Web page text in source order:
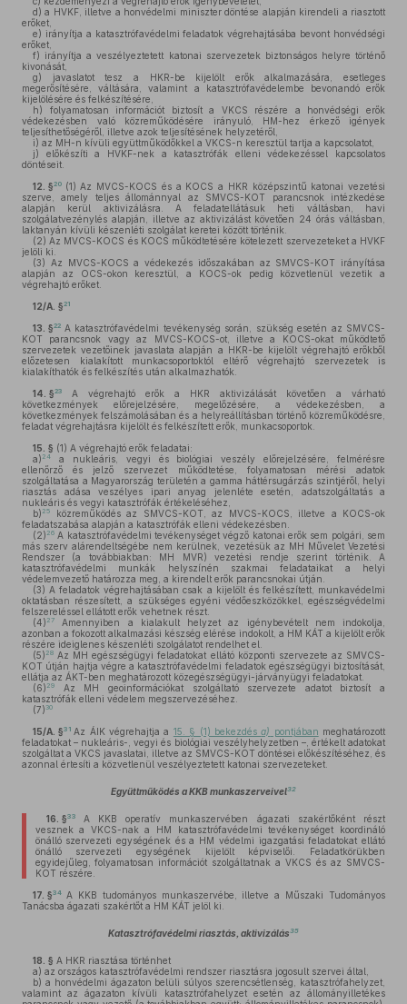
d) a HVKF, illetve a honvédelmi miniszter döntése alapján kirendeli a riasztott
erőket,
e) irányítja a katasztrófavédelmi feladatok végrehajtásába bevont honvédségi
erőket,
f) irányítja a veszélyeztetett katonai szervezetek biztonságos helyre történő
kivonását,
g) javaslatot tesz a HKR-be kijelölt erők alkalmazására, esetleges
megerősítésére, váltására, valamint a katasztrófavédelembe bevonandó erők
kijelölésére és felkészítésére,
h) folyamatosan információt biztosít a VKCS részére a honvédségi erők
védekezésben való közreműködésére irányuló, HM-hez érkező igények
teljesíthetőségéről, illetve azok teljesítésének helyzetéről,
i) az MH-n kívüli együttműködőkkel a VKCS-n keresztül tartja a kapcsolatot,
j) előkészíti a HVKF-nek a katasztrófák elleni védekezéssel kapcsolatos
döntéseit.
12. §20 (1) Az MVCS-KOCS és a KOCS a HKR középszintű katonai vezetési
szerve, amely teljes állománnyal az SMVCS-KOT parancsnok intézkedése
alapján kerül aktivizálásra. A feladatellátásuk heti váltásban, havi
szolgálatvezénylés alapján, illetve az aktivizálást követően 24 órás váltásban,
laktanyán kívüli készenléti szolgálat keretei között történik.
(2) Az MVCS-KOCS és KOCS működtetésére kötelezett szervezeteket a HVKF
jelöli ki.
(3) Az MVCS-KOCS a védekezés időszakában az SMVCS-KOT irányítása
alapján az OCS-okon keresztül, a KOCS-ok pedig közvetlenül vezetik a
végrehajtó erőket.
12/A. §21
13. §22 A katasztrófavédelmi tevékenység során, szükség esetén az SMVCS-
KOT parancsnok vagy az MVCS-KOCS-ot, illetve a KOCS-okat működtető
szervezetek vezetőinek javaslata alapján a HKR-be kijelölt végrehajtó erőkből
előzetesen kialakított munkacsoportoktól eltérő végrehajtó szervezetek is
kialakíthatók és felkészítés után alkalmazhatók.
14. §23
A végrehajtó erők a HKR aktivizálását követően a várható
következmények előrejelzésére, megelőzésére, a védekezésben, a
következmények felszámolásában és a helyreállításban történő közreműködésre,
feladat végrehajtásra kijelölt és felkészített erők, munkacsoportok.
15. § (1) A végrehajtó erők feladatai:
a) 24
a nukleáris, vegyi és biológiai veszély előrejelzésére, felmérésre
ellenőrző és jelző szervezet működtetése, folyamatosan mérési adatok
szolgáltatása a Magyarország területén a gamma háttérsugárzás szintjéről, helyi
riasztás adása veszélyes ipari anyag jelenléte esetén, adatszolgáltatás a
nukleáris és vegyi katasztrófák értékeléséhez,
b) 25
közreműködés az SMVCS-KOT, az MVCS-KOCS, illetve a KOCS-ok
feladatszabása alapján a katasztrófák elleni védekezésben.
(2) 26 A katasztrófavédelmi tevékenységet végző katonai erők sem polgári, sem
más szerv alárendeltségébe nem kerülnek, vezetésük az MH Művelet Vezetési
Rendszer (a továbbiakban: MH MVR) vezetési rendje szerint történik. A
katasztrófavédelmi munkák helyszínén szakmai feladataikat a helyi
védelemvezető határozza meg, a kirendelt erők parancsnokai útján.
(3) A feladatok végrehajtásában csak a kijelölt és felkészített, munkavédelmi
oktatásban részesített, a szükséges egyéni védőeszközökkel, egészségvédelmi
felszereléssel ellátott erők vehetnek részt.
(4) 27
Amennyiben a kialakult helyzet az igénybevételt nem indokolja,
azonban a fokozott alkalmazási készség elérése indokolt, a HM KÁT a kijelölt erők
részére ideiglenes készenléti szolgálatot rendelhet el.
(5) 28 Az MH egészségügyi feladatokat ellátó központi szervezete az SMVCS-
KOT útján hajtja végre a katasztrófavédelmi feladatok egészségügyi biztosítását,
ellátja az ÁKT-ben meghatározott közegészségügyi-járványügyi feladatokat.
(6) 29
Az MH geoinformációkat szolgáltató szervezete adatot biztosít a
katasztrófák elleni védelem megszervezéséhez.
(7) 30
15/A. §31 Az ÁIK végrehajtja a 15. § (1) bekezdésa) pontjában meghatározott
feladatokat – nukleáris-, vegyi és biológiai veszélyhelyzetben –, értékelt adatokat
szolgáltat a VKCS javaslatai, illetve az SMVCS-KOT döntései előkészítéséhez, és
azonnal értesíti a közvetlenül veszélyeztetett katonai szervezeteket.
Együttműködés a KKB munkaszerveivel32
16. §33
A KKB operatív munkaszervében ágazati szakértőként részt
vesznek a VKCS-nak a HM katasztrófavédelmi tevékenységet koordináló
önálló szervezeti egységének és a HM védelmi igazgatási feladatokat ellátó
önálló szervezeti egységének kijelölt képviselői. Feladatkörükben
egyidejűleg, folyamatosan információt szolgáltatnak a VKCS és az SMVCS-
KOT részére.
17. §34 A KKB tudományos munkaszervébe, illetve a Műszaki Tudományos
Tanácsba ágazati szakértőt a HM KÁT jelöl ki.
Katasztrófavédelmi riasztás, aktivizálás35
18. § A HKR riasztása történhet
a) az országos katasztrófavédelmi rendszer riasztásra jogosult szervei által,
b) a honvédelmi ágazaton belüli súlyos szerencsétlenség, katasztrófahelyzet,
valamint az ágazaton kívüli katasztrófahelyzet esetén az állományilletékes